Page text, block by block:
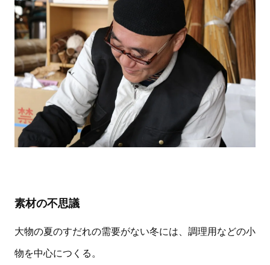
素材の不思議
大物の夏のすだれの需要がない冬には、調理用などの小
物を中心につくる。